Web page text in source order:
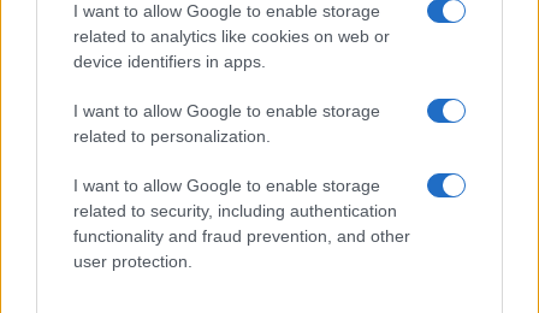
I want to allow Google to enable storage
related to analytics like cookies on web or
device identifiers in apps.
I want to allow Google to enable storage
related to personalization.
I want to allow Google to enable storage
related to security, including authentication
functionality and fraud prevention, and other
user protection.
ΣΑΝ ΣΗΜΕΡΑ – 9 Αυγούστου 378: Μάχη
της Αδριανούπολης, οι Γότθοι
συντρίβουν τον ρωμαϊκό στρατό